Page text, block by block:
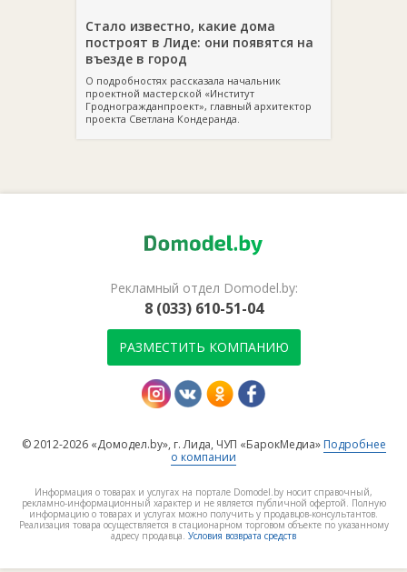
Стало известно, какие дома
построят в Лиде: они появятся на
въезде в город
О подробностях рассказала начальник
проектной мастерской «Институт
Гродногражданпроект», главный архитектор
проекта Светлана Кондеранда.
Рекламный отдел Domodel.by:
8 (033) 610-51-04
РАЗМЕСТИТЬ КОМПАНИЮ
© 2012-2026 «Домодел.by», г. Лида, ЧУП «БарокМедиа» Подробнее
о компании
Информация о товарах и услугах на портале Domodel.by носит справочный,
рекламно-информационный характер и не является публичной офертой. Полную
информацию о товарах и услугах можно получить у продавцов-консультантов.
Реализация товара осуществляется в стационарном торговом объекте по указанному
адресу продавца. Условия возврата средств